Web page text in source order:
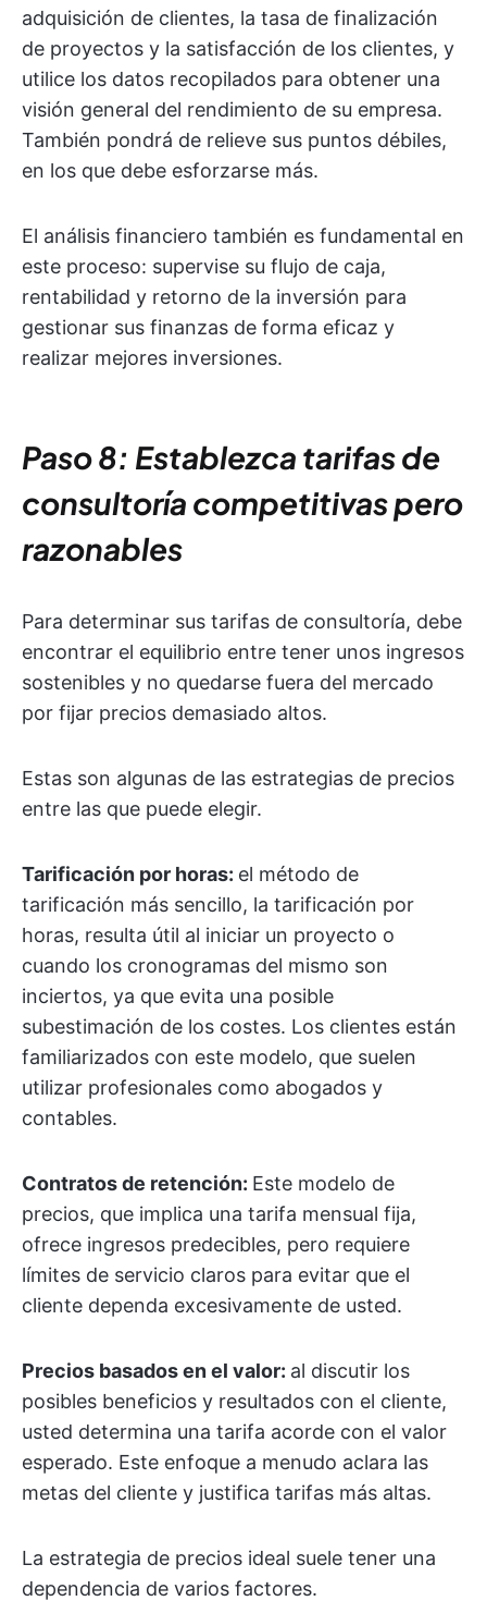
adquisición de clientes, la tasa de finalización
de proyectos y la satisfacción de los clientes, y
utilice los datos recopilados para obtener una
visión general del rendimiento de su empresa.
También pondrá de relieve sus puntos débiles,
en los que debe esforzarse más.
El análisis financiero también es fundamental en
este proceso: supervise su flujo de caja,
rentabilidad y retorno de la inversión para
gestionar sus finanzas de forma eficaz y
realizar mejores inversiones.
Paso 8: Establezca tarifas de
consultoría competitivas pero
razonables
Para determinar sus tarifas de consultoría, debe
encontrar el equilibrio entre tener unos ingresos
sostenibles y no quedarse fuera del mercado
por fijar precios demasiado altos.
Estas son algunas de las estrategias de precios
entre las que puede elegir.
Tarificación por horas: el método de
tarificación más sencillo, la tarificación por
horas, resulta útil al iniciar un proyecto o
cuando los cronogramas del mismo son
inciertos, ya que evita una posible
subestimación de los costes. Los clientes están
familiarizados con este modelo, que suelen
utilizar profesionales como abogados y
contables.
Contratos de retención: Este modelo de
precios, que implica una tarifa mensual fija,
ofrece ingresos predecibles, pero requiere
límites de servicio claros para evitar que el
cliente dependa excesivamente de usted.
Precios basados en el valor: al discutir los
posibles beneficios y resultados con el cliente,
usted determina una tarifa acorde con el valor
esperado. Este enfoque a menudo aclara las
metas del cliente y justifica tarifas más altas.
La estrategia de precios ideal suele tener una
dependencia de varios factores.